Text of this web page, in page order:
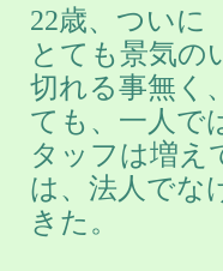
22歳、ついに
とても景気の
切れる事無く
ても、一人で
タッフは増え
は、法人でな
きた。